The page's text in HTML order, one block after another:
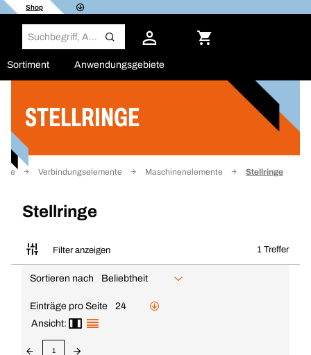
Shop
Sortiment Anwendungsgebiete
STELLRINGE
Verbindungselemente Maschinenelemente Stellringe
Stellringe
Filter anzeigen 1 Treffer
Filter
Sortieren nach Beliebtheit
Einträge pro Seite
24
Ansicht:
1